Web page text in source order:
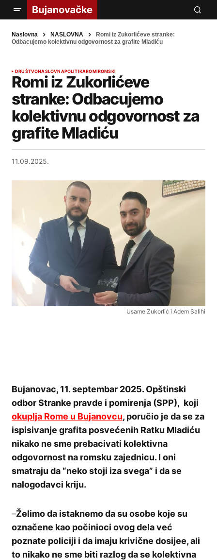
Naslovna NASLOVNA
Romi iz Zukorlićeve stranke:
Odbacujemo kolektivnu odgovornost za grafite Mladiću
DRUŠTVONASLOVNAPOLITIKAROMIROMSKI
Romi iz Zukorlićeve
stranke: Odbacujemo
kolektivnu odgovornost za
grafite Mladiću
11.09.2025.
Usame Zukorlić i Adem Salihi
Bujanovac, 11. septembar 2025. Opštinski
odbor Stranke pravde i pomirenja (SPP), koji
okuplja Rome u Bujanovcu, poručio je da se za
ispisivanje grafita posvećenih Ratku Mladiću
nikako ne sme prebacivati kolektivna
odgovornost na romsku zajednicu. I oni
smatraju da “neko stoji iza svega” i da se
nalogodavci kriju.
–Želimo da istaknemo da su osobe koje su
označene kao počinioci ovog dela već
poznate policiji i da imaju krivične dosijee, ali
to nikako ne sme biti razlog da se kolektivna